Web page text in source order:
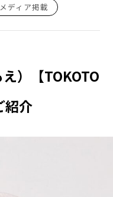
メディア掲載
）【TOKOTO
紹介